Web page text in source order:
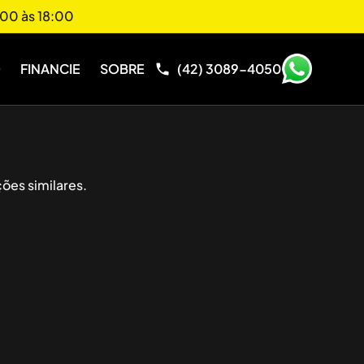
às 18:00
FINANCIE SOBRE (42) 3089-4050
similares.